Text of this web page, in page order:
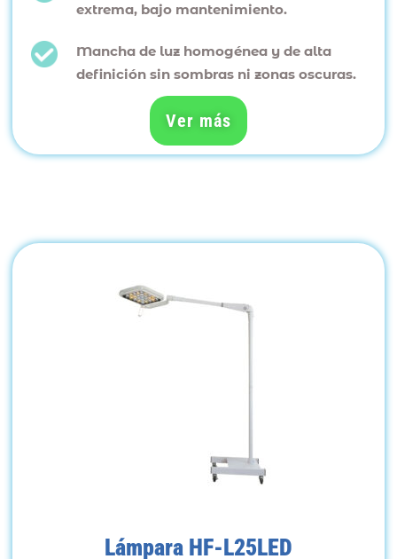
extrema, bajo mantenimiento.
Mancha de luz homogénea y de alta
definición sin sombras ni zonas oscuras.
Ver más
Lámpara HF-L25LED